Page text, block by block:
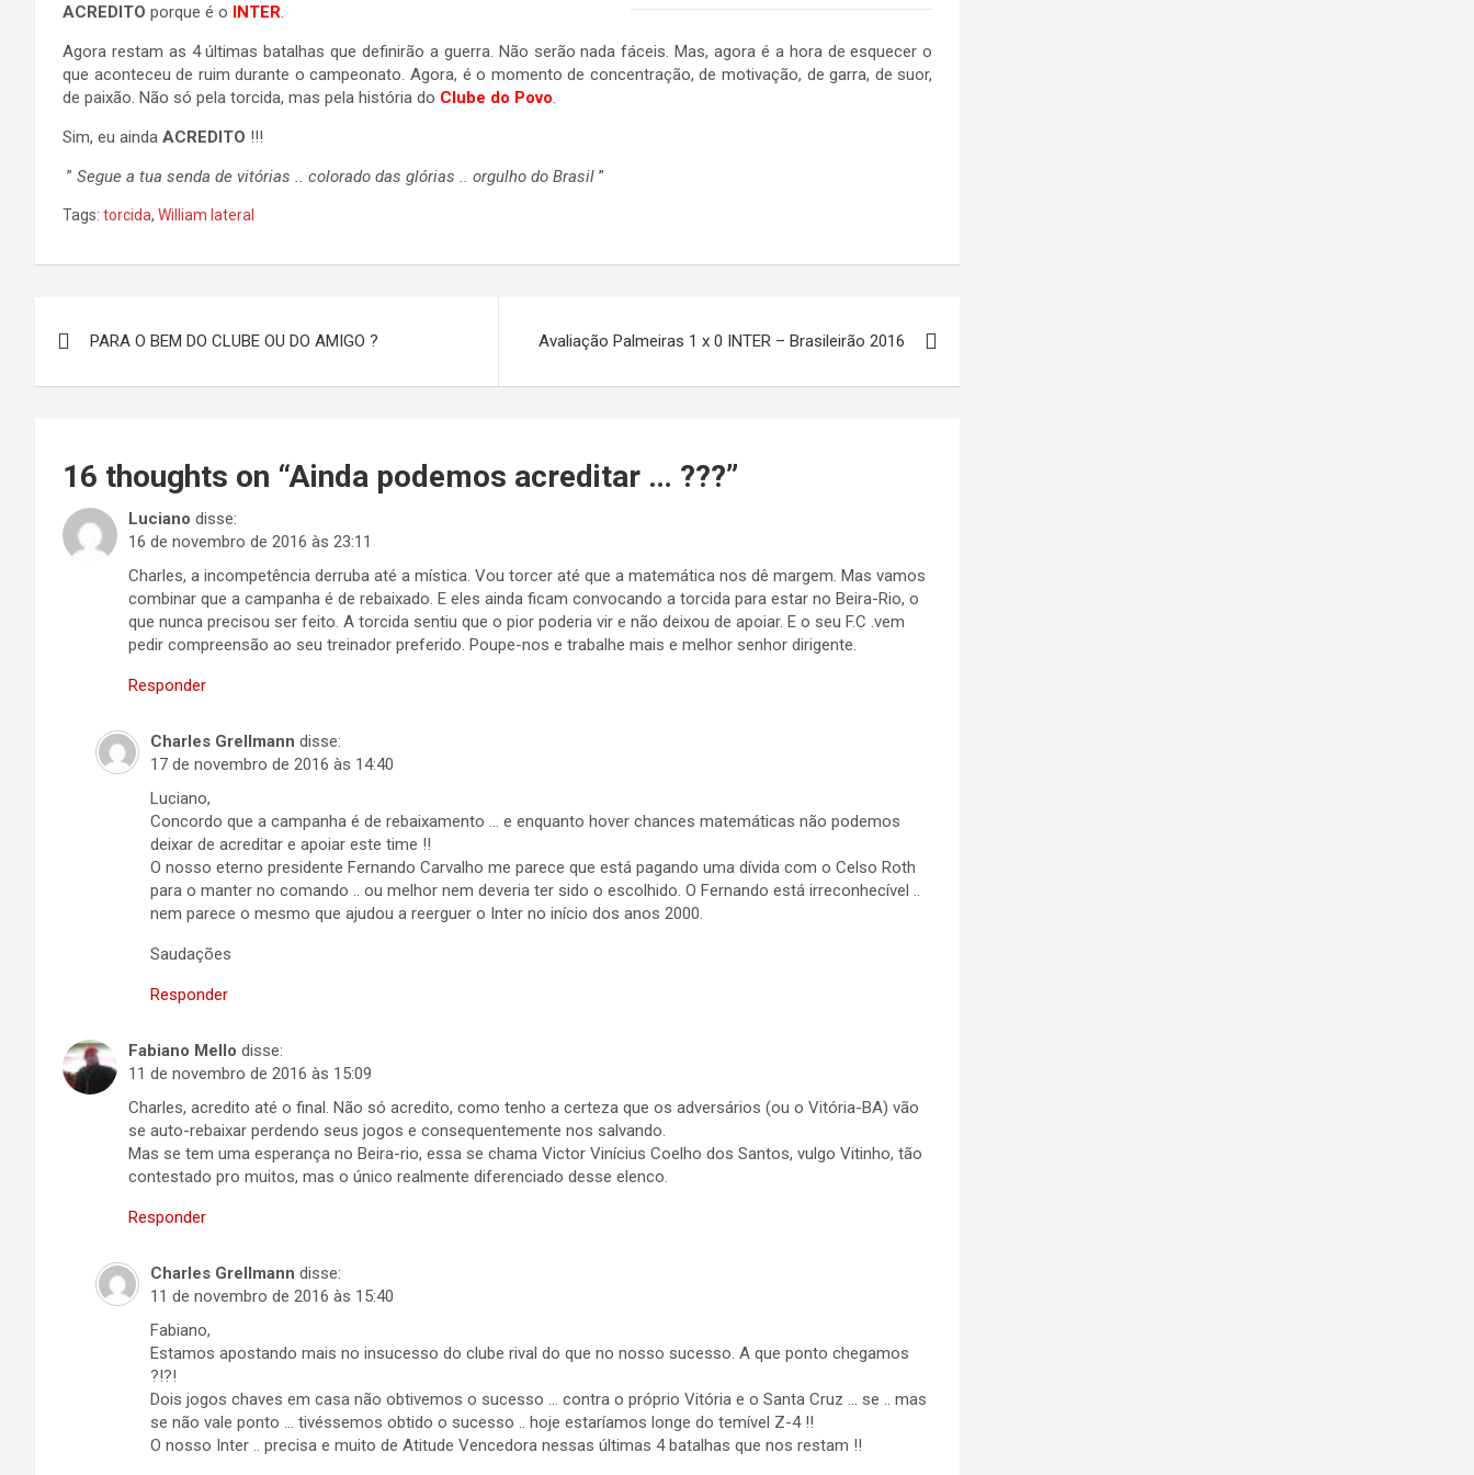
ACREDITO porque é o INTER.
Agora restam as 4 últimas batalhas que definirão a guerra. Não serão nada fáceis. Mas, agora é a hora de esquecer o
que aconteceu de ruim durante o campeonato. Agora, é o momento de concentração, de motivação, de garra, de suor,
de paixão. Não só pela torcida, mas pela história do Clube do Povo.
Sim, eu ainda ACREDITO !!!
” Segue a tua senda de vitórias .. colorado das glórias .. orgulho do Brasil ”
Tags: torcida, William lateral
de
PARA O BEM DO CLUBE OU DO AMIGO ? Avaliação Palmeiras 1 x 0 INTER – Brasileirão 2016
16 thoughts on “Ainda podemos acreditar … ???”
Luciano disse:
16 de novembro de 2016 às 23:11
Charles, a incompetência derruba até a mística. Vou torcer até que a matemática nos dê margem. Mas vamos
combinar que a campanha é de rebaixado. E eles ainda ficam convocando a torcida para estar no Beira-Rio, o
que nunca precisou ser feito. A torcida sentiu que o pior poderia vir e não deixou de apoiar. E o seu F.C .vem
pedir compreensão ao seu treinador preferido. Poupe-nos e trabalhe mais e melhor senhor dirigente.
Responder
Charles Grellmann disse:
17 de novembro de 2016 às 14:40
Luciano,
Concordo que a campanha é de rebaixamento … e enquanto hover chances matemáticas não podemos
deixar de acreditar e apoiar este time !!
O nosso eterno presidente Fernando Carvalho me parece que está pagando uma dívida com o Celso Roth
para o manter no comando .. ou melhor nem deveria ter sido o escolhido. O Fernando está irreconhecível ..
nem parece o mesmo que ajudou a reerguer o Inter no início dos anos 2000.
Saudações
Responder
Fabiano Mello disse:
11 de novembro de 2016 às 15:09
Charles, acredito até o final. Não só acredito, como tenho a certeza que os adversários (ou o Vitória-BA) vão
se auto-rebaixar perdendo seus jogos e consequentemente nos salvando.
Mas se tem uma esperança no Beira-rio, essa se chama Victor Vinícius Coelho dos Santos, vulgo Vitinho, tão
contestado pro muitos, mas o único realmente diferenciado desse elenco.
Responder
Charles Grellmann disse:
11 de novembro de 2016 às 15:40
Fabiano,
Estamos apostando mais no insucesso do clube rival do que no nosso sucesso. A que ponto chegamos
?!?!
Dois jogos chaves em casa não obtivemos o sucesso … contra o próprio Vitória e o Santa Cruz … se .. mas
se não vale ponto … tivéssemos obtido o sucesso .. hoje estaríamos longe do temível Z-4 !!
O nosso Inter .. precisa e muito de Atitude Vencedora nessas últimas 4 batalhas que nos restam !!